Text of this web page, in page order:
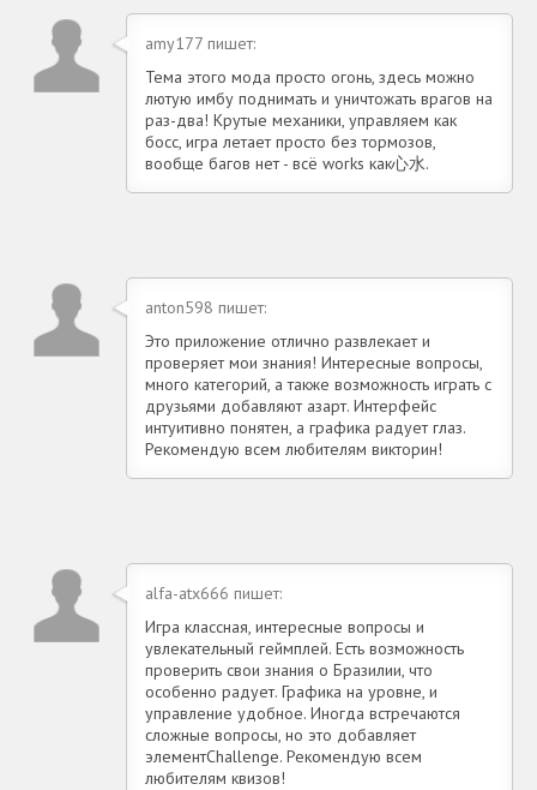
amy177 пишет:
Тема этого мода просто огонь, здесь можно
лютую имбу поднимать и уничтожать врагов на
раз-два! Крутые механики, управляем как
босс, игра летает просто без тормозов,
вообще багов нет - всё works как心水.
anton598 пишет:
Это приложение отлично развлекает и
проверяет мои знания! Интересные вопросы,
много категорий, а также возможность играть с
друзьями добавляют азарт. Интерфейс
интуитивно понятен, а графика радует глаз.
Рекомендую всем любителям викторин!
alfa-atx666 пишет:
Игра классная, интересные вопросы и
увлекательный геймплей. Есть возможность
проверить свои знания о Бразилии, что
особенно радует. Графика на уровне, и
управление удобное. Иногда встречаются
сложные вопросы, но это добавляет
элементChallenge. Рекомендую всем
любителям квизов!